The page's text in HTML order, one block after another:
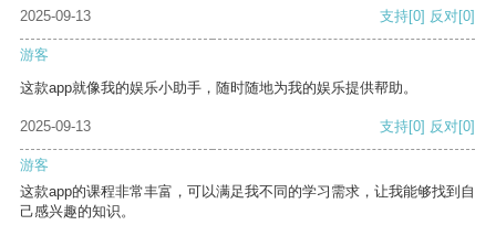
2025-09-13 支持[0] 反对[0]
游客
这款app就像我的娱乐小助手，随时随地为我的娱乐提供帮助。
2025-09-13 支持[0] 反对[0]
游客
这款app的课程非常丰富，可以满足我不同的学习需求，让我能够找到自
己感兴趣的知识。